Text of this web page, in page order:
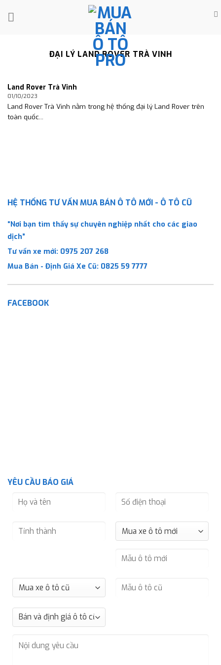
ĐẠI LÝ LAND ROVER TRÀ VINH
Land Rover Trà Vinh
01/10/2023
Land Rover Trà Vinh nằm trong hệ thống đại lý Land Rover trên
toàn quốc...
HỆ THỐNG TƯ VẤN MUA BÁN Ô TÔ MỚI - Ô TÔ CŨ
“Nơi bạn tìm thấy sự chuyên nghiệp nhất cho các giao
dịch”
Tư vấn xe mới: 0975 207 268
Mua Bán - Định Giá Xe Cũ: 0825 59 7777
FACEBOOK
YÊU CẦU BÁO GIÁ